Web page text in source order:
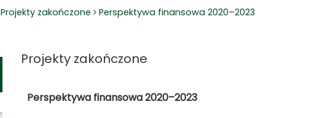
Projekty zakończone Perspektywa finansowa 2020–2023
Projekty zakończone
Perspektywa finansowa 2020–2023